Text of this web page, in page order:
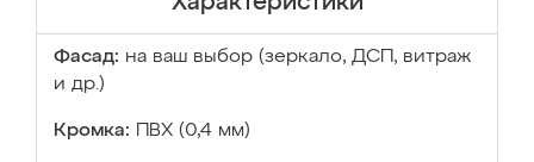
Фасад: на ваш выбор (зеркало, ДСП, витраж
и др.)
Кромка: ПВХ (0,4 мм)